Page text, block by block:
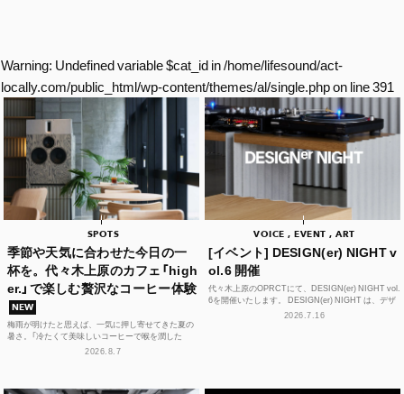
Warning: Undefined variable $cat_id in/home/lifesound/act-
locally.com/public_html/wp-content/themes/al/single.phpon line391
SPOTS
季節や天気に合わせた今日の一
杯を。代々木上原のカフェ「high
er.」で楽しむ贅沢なコーヒー体験
NEW
梅雨が明けたと思えば、一気に押し寄せてきた夏の
暑さ。「冷たくて美味しいコーヒーで喉を潤した
い！」そんな思いを叶えてくれるカフェが、この夏、
2026.8.7
VOICE , EVENT , ART
[イベント] DESIGN(er) NIGHT v
ol.6 開催
代々木上原のOPRCTにて、DESIGN(er) NIGHT vol.
6を開催いたします。 DESIGN(er) NIGHT は、デザ
イナー、デザインに...2026.7.16